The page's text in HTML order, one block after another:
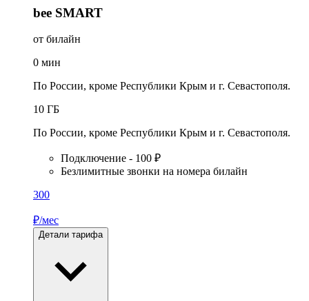
bee SMART
от билайн
0 мин
По России, кроме Республики Крым и г. Севастополя.
10 ГБ
По России, кроме Республики Крым и г. Севастополя.
Подключение - 100 ₽
Безлимитные звонки на номера билайн
300
₽/мес
Детали тарифа